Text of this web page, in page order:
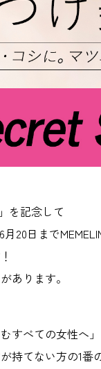
を記念して
月20日まで
あります。
すべての女性へ」
持てない方の1